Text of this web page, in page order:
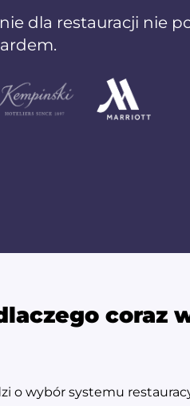
dla restauracji nie
coraz
o wybór systemu